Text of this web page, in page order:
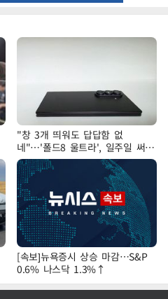
"창 3개 띄워도 답답함 없
네"…'폴드8 울트라', 일주일 써보
니
[속보]뉴욕증시 상승 마감…S&P
0.6% 나스닥 1.3%↑